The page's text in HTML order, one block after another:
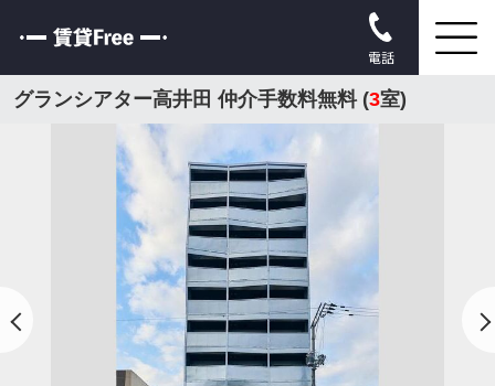
電話
グランシアター高井田 仲介手数料無料 (3室)